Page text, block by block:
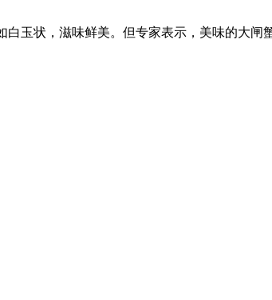
玉状，滋味鲜美。但专家表示，美味的大闸